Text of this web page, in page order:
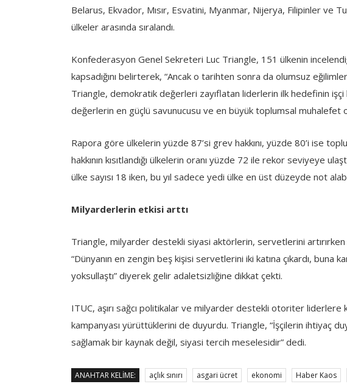
Belarus, Ekvador, Mısır, Esvatini, Myanmar, Nijerya, Filipinler ve
ülkeler arasında sıralandı.
Konfederasyon Genel Sekreteri Luc Triangle, 151 ülkenin
kapsadığını belirterek, “Ancak o tarihten sonra da olumsuz
Triangle, demokratik değerleri zayıflatan liderlerin ilk hedefinin işçi
değerlerin en güçlü savunucusu ve en büyük toplumsal muhalefet
Rapora göre ülkelerin yüzde 87’si grev hakkını, yüzde 80’i ise
hakkının kısıtlandığı ülkelerin oranı yüzde 72 ile rekor seviyeye
ülke sayısı 18 iken, bu yıl sadece yedi ülke en üst düzeyde not
Milyarderlerin etkisi arttı
Triangle, milyarder destekli siyasi aktörlerin, servetlerini artırırken
“Dünyanın en zengin beş kişisi servetlerini iki katına çıkardı, buna
yoksullaştı” diyerek gelir adaletsizliğine dikkat çekti.
ITUC, aşırı sağcı politikalar ve milyarder destekli otoriter liderlere
kampanyası yürüttüklerini de duyurdu. Triangle, “İşçilerin ihtiyaç
sağlamak bir kaynak değil, siyasi tercih meselesidir” dedi.
ANAHTAR KELIME: açlık sınırı asgari ücret ekonomi Haber Kaos